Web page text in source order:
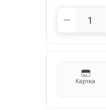
−
Картка